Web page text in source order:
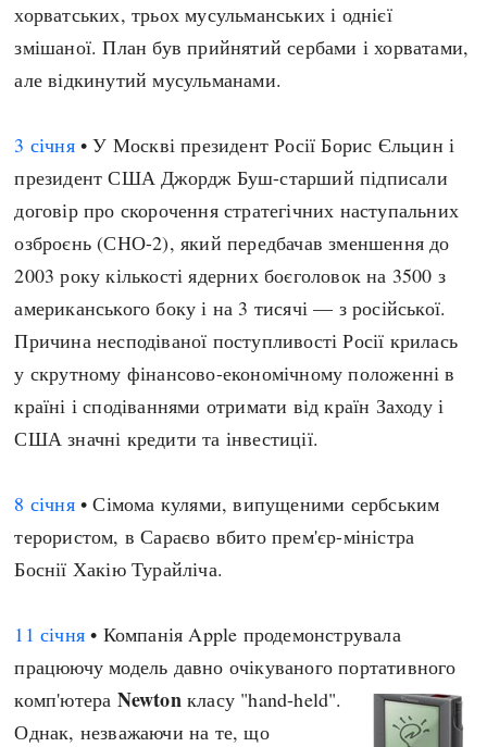
хорватських, трьох мусульманських і однієї
змішаної. План був прийнятий сербами і хорватами,
але відкинутий мусульманами.
3 січня• У Москві президент Росії Борис Єльцин і
президент США Джордж Буш-старший підписали
договір про скорочення стратегічних наступальних
озброєнь (СНО-2), який передбачав зменшення до
2003 року кількості ядерних боєголовок на 3500 з
американського боку і на 3 тисячі — з російської.
Причина несподіваної поступливості Росії крилась
у скрутному фінансово-економічному положенні в
країні і сподіваннями отримати від країн Заходу і
США значні кредити та інвестиції.
8 січня• Сімома кулями, випущеними сербським
терористом, в Сараєво вбито прем'єр-міністра
Боснії Хакію Турайліча.
11 січня • Компанія Apple продемонструвала
працюючу модель давно очікуваного портативного
комп'ютера Newtonкласу "hand-held".
Однак, незважаючи на те, що